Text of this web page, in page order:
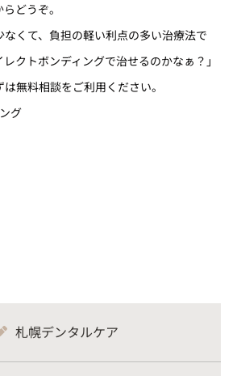
どうぞ。
くて、負担の軽い利点の多い治療法で
クトボンディングで治せるのかなぁ？」
無料相談をご利用ください。
グ
札幌デンタルケア